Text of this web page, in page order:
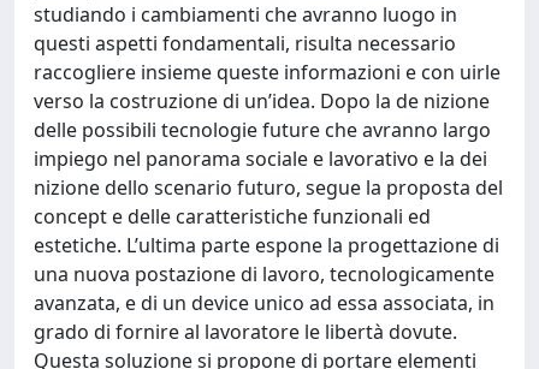
studiando i cambiamenti che avranno luogo in
questi aspetti fondamentali, risulta necessario
raccogliere insieme queste informazioni e con uirle
verso la costruzione di un’idea. Dopo la de nizione
delle possibili tecnologie future che avranno largo
impiego nel panorama sociale e lavorativo e la dei
nizione dello scenario futuro, segue la proposta del
concept e delle caratteristiche funzionali ed
estetiche. L’ultima parte espone la progettazione di
una nuova postazione di lavoro, tecnologicamente
avanzata, e di un device unico ad essa associata, in
grado di fornire al lavoratore le libertà dovute.
Questa soluzione si propone di portare elementi